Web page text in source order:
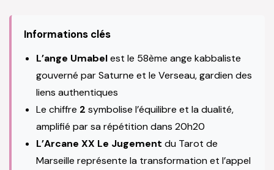
Informations clés
L’ange Umabelest le 58ème ange kabbaliste
gouverné par Saturne et le Verseau, gardien des
liens authentiques
Le chiffre 2 symbolise l’équilibre et la dualité,
amplifié par sa répétition dans 20h20
L’Arcane XX Le Jugement du Tarot de
Marseille représente la transformation et l’appel